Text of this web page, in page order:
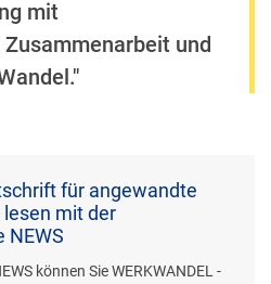
mit
und
für angewandte
mit der
NEWS
können Sie WERKWANDEL -